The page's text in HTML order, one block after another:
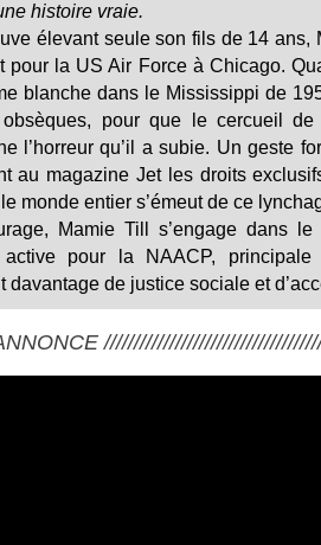
histoire vraie.
élevant seule son fils de 14 ans,
pour la US Air Force à Chicago.
blanche dans le Mississippi de
obsèques, pour que le cercueil
l’horreur qu’il a subie. Un geste
au magazine Jet les droits
monde entier s’émeut de ce
Mamie Till s’engage dans
active pour la NAACP, principale
davantage de justice sociale et